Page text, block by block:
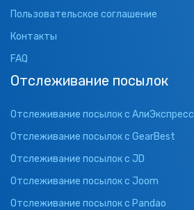
Пользовательское соглашение
Контакты
FAQ
Отслеживание посылок
Отслеживание посылок с АлиЭкспресс
Отслеживание посылок с GearBest
Отслеживание посылок с JD
Отслеживание посылок с Joom
Отслеживание посылок с Pandao